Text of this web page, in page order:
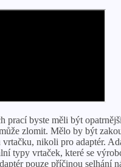
prací byste měli být
zlomit. Mělo by být
nikoli pro adaptér.
typy vrtaček, které se
pouze příčinou selhání